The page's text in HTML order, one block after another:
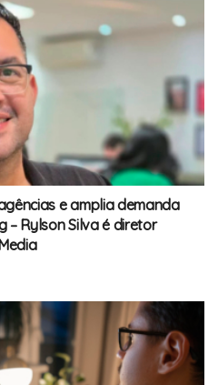
e amplia demanda
Rylson Silva é diretor